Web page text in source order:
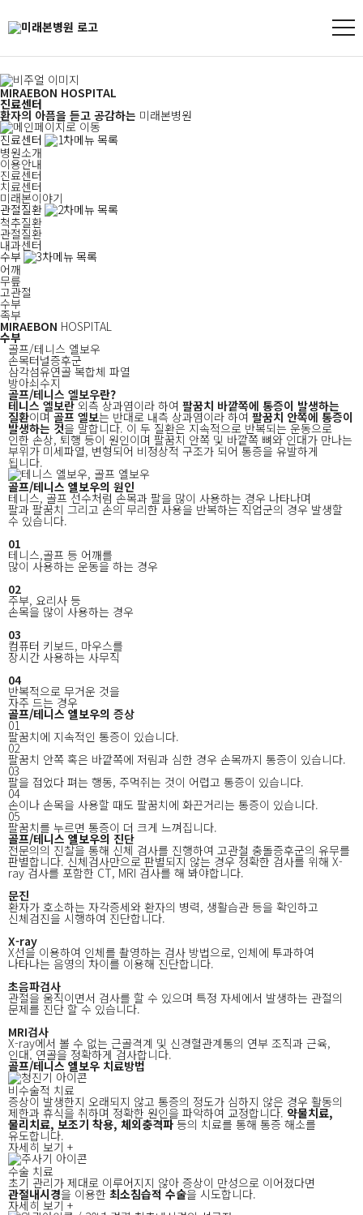
MIRAEBON HOSPITAL
진료센터
환자의 아픔을 듣고 공감하는 미래본병원
진료센터
병원소개
이용안내
진료센터
치료센터
미래본이야기
관절질환
척추질환
관절질환
내과센터
수부
어깨
무릎
고관절
수부
족부
MIRAEBON HOSPITAL
수부
골프/테니스 엘보우
손목터널증후군
삼각섬유연골 복합체 파열
방아쇠수지
골프/테니스 엘보우란?
테니스 엘보란외측 상과염이라 하여 팔꿈치 바깥쪽에 통증이 발생하는
질환이며골프 엘보는 반대로 내측 상과염이라 하여 팔꿈치 안쪽에 통증이
발생하는 것을 말합니다. 이 두 질환은 지속적으로 반복되는 운동으로
인한 손상, 퇴행 등이 원인이며 팔꿈치 안쪽 및 바깥쪽 뼈와 인대가 만나는
부위가 미세파열, 변형되어 비정상적 구조가 되어 통증을 유발하게
됩니다.
골프/테니스 엘보우의 원인
테니스, 골프 선수처럼 손목과 팔을 많이 사용하는 경우 나타나며
팔과 팔꿈치 그리고 손의 무리한 사용을 반복하는 직업군의 경우 발생할
수 있습니다.​
01
테니스,골프 등 어깨를
많이 사용하는 운동을 하는 경우
02
주부, 요리사 등
손목을 많이 사용하는 경우
03
컴퓨터 키보드, 마우스를
장시간 사용하는 사무직
04
반복적으로 무거운 것을
자주 드는 경우
골프/테니스 엘보우의 증상
01
팔꿈치에 지속적인 통증이 있습니다.
02
팔꿈치 안쪽 혹은 바깥쪽에 저림과 심한 경우 손목까지 통증이 있습니다.
03
팔을 접었다 펴는 행동, 주먹쥐는 것이 어렵고 통증이 있습니다.
04
손이나 손목을 사용할 때도 팔꿈치에 화끈거리는 통증이 있습니다.
05
팔꿈치를 누르면 통증이 더 크게 느껴집니다.
골프/테니스 엘보우의 진단
전문의의 진찰을 통해 신체 검사를 진행하여 고관철 충돌증후군의 유무를
판별합니다. 신체검사만으로 판별되지 않는 경우 정확한 검사를 위해 X-
ray 검사를 포함한 CT, MRI 검사를 해 봐야합니다.
문진
환자가 호소하는 자각증세와 환자의 병력, 생활습관 등을 확인하고
신체검진을 시행하여 진단합니다.
X-ray
X선을 이용하여 인체를 촬영하는 검사 방법으로, 인체에 투과하여
나타나는 음영의 차이를 이용해 진단합니다.
초음파검사
관절을 움직이면서 검사를 할 수 있으며 특정 자세에서 발생하는 관절의
문제를 진단 할 수 있습니다.
MRI검사
X-ray에서 볼 수 없는 근골격계 및 신경혈관계통의 연부 조직과 근육,
인대, 연골을 정확하게 검사합니다.
골프/테니스 엘보우 치료방법
비수술적 치료
증상이 발생한지 오래되지 않고 통증의 정도가 심하지 않은 경우 활동의
제한과 휴식을 취하며 정확한 원인을 파악하여 교정합니다. 약물치료,
물리치료, 보조기 착용, 체외충격파 등의 치료를 통해 통증 해소를
유도합니다.
자세히 보기 +
수술 치료
초기 관리가 제대로 이루어지지 않아 증상이 만성으로 이어졌다면
관절내시경을 이용한 최소침습적 수술을 시도합니다.
자세히 보기 +